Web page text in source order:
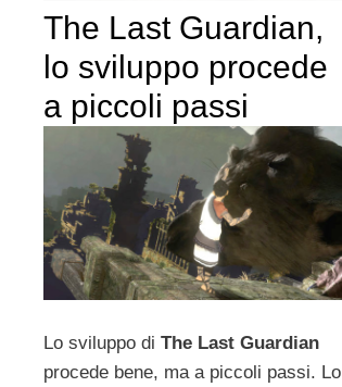
The Last Guardian,
lo sviluppo procede
a piccoli passi
Lo sviluppo di The Last Guardian
procede bene, ma a piccoli passi. Lo